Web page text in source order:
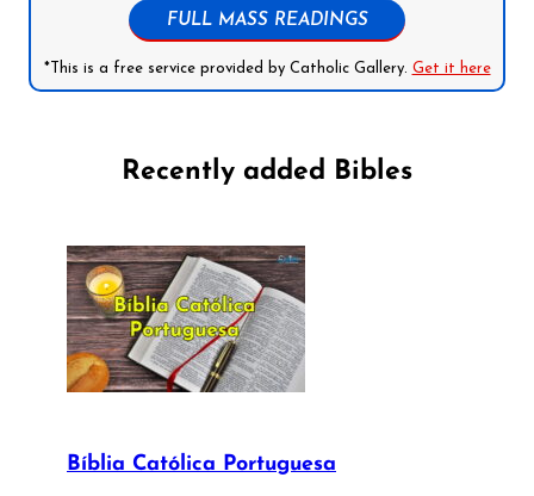
FULL MASS READINGS
*This is a free service provided by Catholic Gallery. Get it here
Recently added Bibles
Bíblia Católica Portuguesa